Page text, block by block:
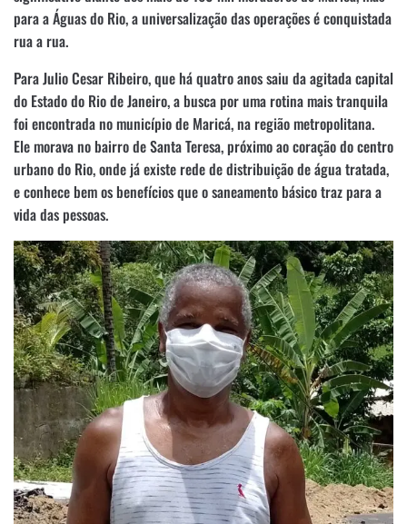
para a Águas do Rio, a universalização das operações é conquistada
rua a rua.
Para Julio Cesar Ribeiro, que há quatro anos saiu da agitada capital
do Estado do Rio de Janeiro, a busca por uma rotina mais tranquila
foi encontrada no município de Maricá, na região metropolitana.
Ele morava no bairro de Santa Teresa, próximo ao coração do centro
urbano do Rio, onde já existe rede de distribuição de água tratada,
e conhece bem os benefícios que o saneamento básico traz para a
vida das pessoas.